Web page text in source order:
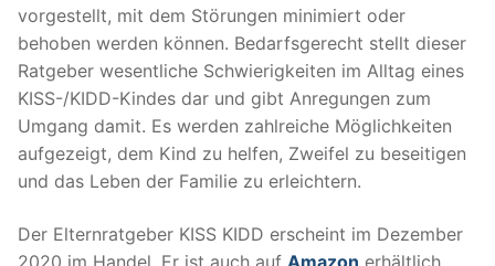
vorgestellt, mit dem Störungen minimiert oder
behoben werden können. Bedarfsgerecht stellt dieser
Ratgeber wesentliche Schwierigkeiten im Alltag eines
KISS-/KIDD-Kindes dar und gibt Anregungen zum
Umgang damit. Es werden zahlreiche Möglichkeiten
aufgezeigt, dem Kind zu helfen, Zweifel zu beseitigen
und das Leben der Familie zu erleichtern.
Der Elternratgeber KISS KIDD erscheint im Dezember
2020 im Handel. Er ist auch auf Amazon erhältlich